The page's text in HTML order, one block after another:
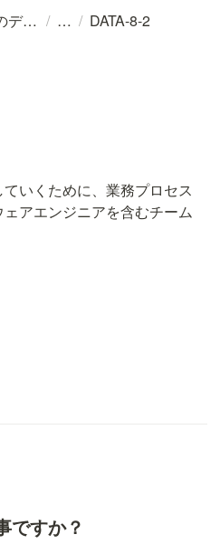
DX Criteria (v202506)/企業のデジタル化とソフトウェア活用のためのガイドライン / / DATA-8-2
いくために、業務プロセス
アエンジニアを含むチーム
ですか？